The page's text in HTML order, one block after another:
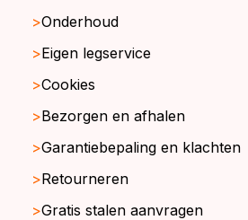
Onderhoud
Eigen legservice
Cookies
Bezorgen en afhalen
Garantiebepaling en klachten
Retourneren
Gratis stalen aanvragen